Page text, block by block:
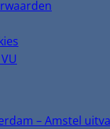
– Amstel